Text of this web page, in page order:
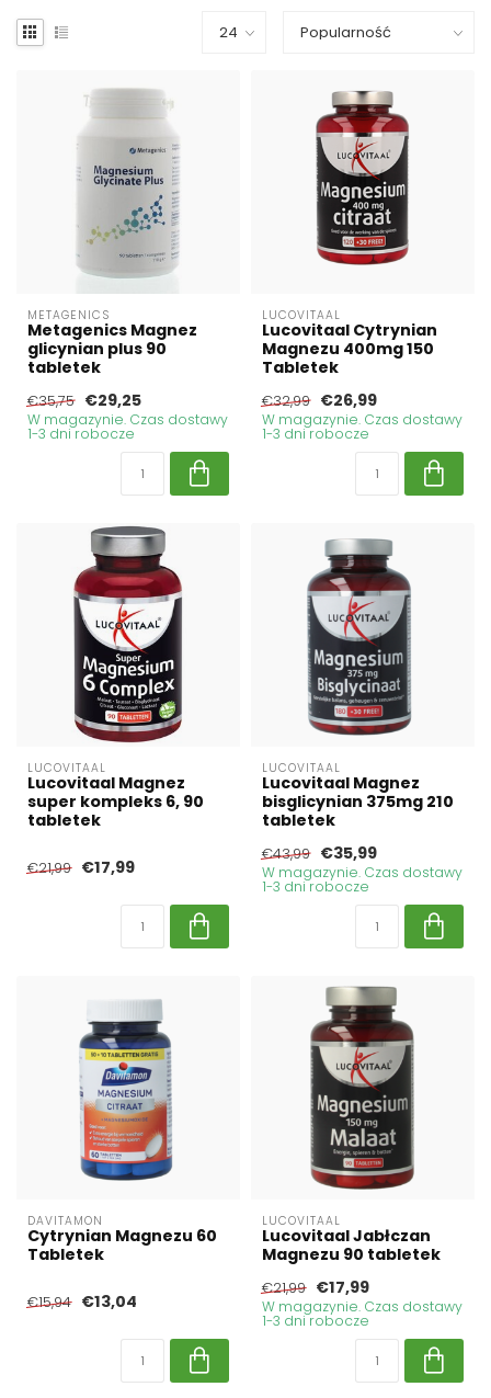
METAGENICS
Metagenics Magnez
glicynian plus 90
tabletek
€35,75 €29,25
W magazynie. Czas dostawy
1-3 dni robocze
LUCOVITAAL
Lucovitaal Cytrynian
Magnezu 400mg 150
Tabletek
€32,99 €26,99
W magazynie. Czas dostawy
1-3 dni robocze
LUCOVITAAL
Lucovitaal Magnez
super kompleks 6, 90
tabletek
€21,99 €17,99
LUCOVITAAL
Lucovitaal Magnez
bisglicynian 375mg 210
tabletek
€43,99 €35,99
W magazynie. Czas dostawy
1-3 dni robocze
DAVITAMON
Cytrynian Magnezu 60
Tabletek
€15,94 €13,04
LUCOVITAAL
Lucovitaal Jabłczan
Magnezu 90 tabletek
€21,99 €17,99
W magazynie. Czas dostawy
1-3 dni robocze